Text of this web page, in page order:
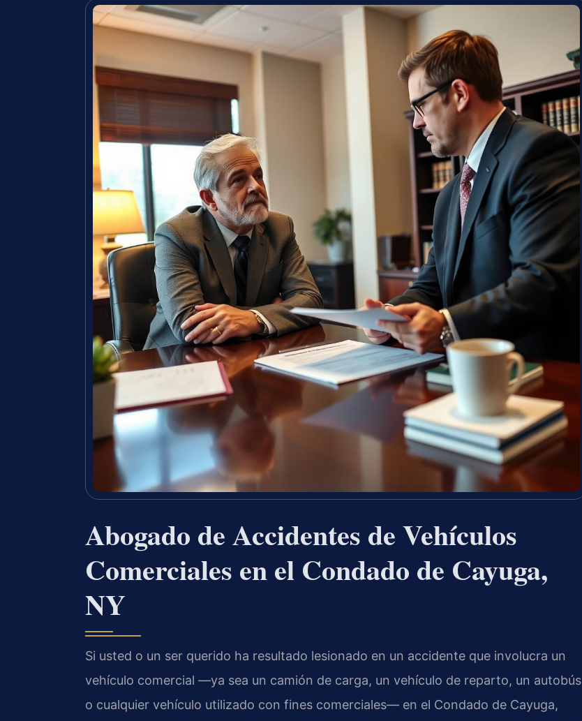
Abogado de Accidentes de Vehículos
Comerciales en el Condado de Cayuga,
NY
Si usted o un ser querido ha resultado lesionado en un accidente que involucra un
vehículo comercial —ya sea un camión de carga, un vehículo de reparto, un autobús
o cualquier vehículo utilizado con fines comerciales— en el Condado de Cayuga,